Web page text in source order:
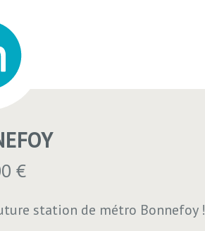
€
station de métro Bonnefoy !